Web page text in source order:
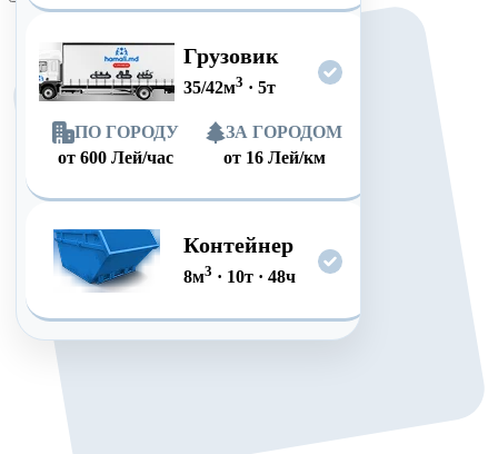
Грузовик
35/42м3 · 5т
ПО ГОРОДУ
от 600 Лей/час
ЗА ГОРОДОМ
от 16 Лей/км
Контейнер
8м3 · 10т· 48ч